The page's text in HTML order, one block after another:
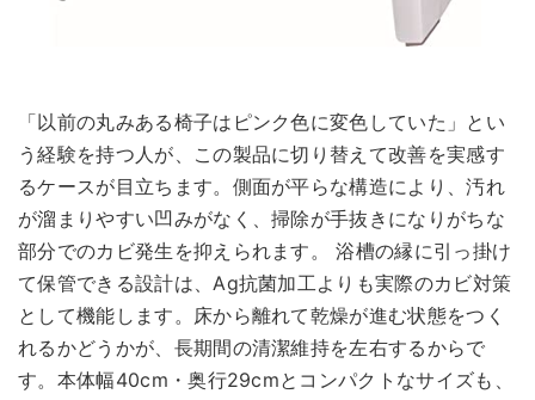
「以前の丸みある椅子はピンク色に変色していた」とい
う経験を持つ人が、この製品に切り替えて改善を実感す
るケースが目立ちます。側面が平らな構造により、汚れ
が溜まりやすい凹みがなく、掃除が手抜きになりがちな
部分でのカビ発生を抑えられます。 浴槽の縁に引っ掛け
て保管できる設計は、Ag抗菌加工よりも実際のカビ対策
として機能します。床から離れて乾燥が進む状態をつく
れるかどうかが、長期間の清潔維持を左右するからで
す。本体幅40cm・奥行29cmとコンパクトなサイズも、